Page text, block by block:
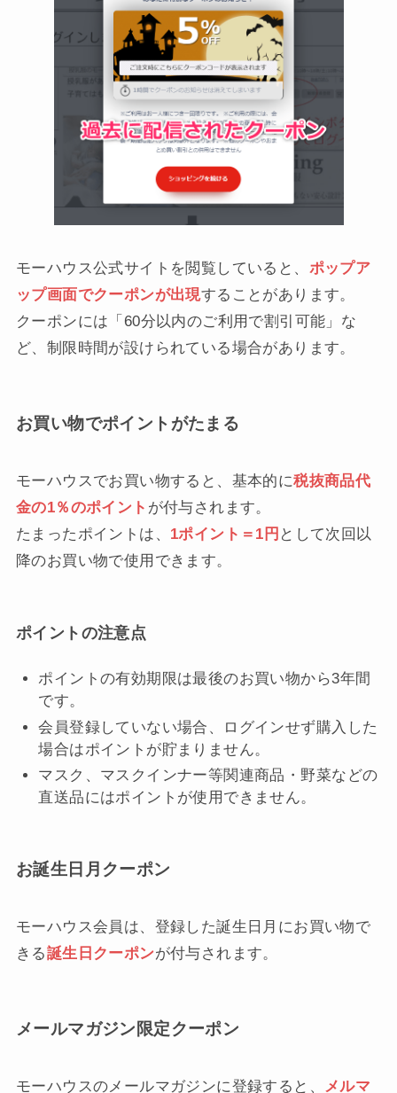
モーハウス公式サイトを閲覧していると、 ポップア
ップ画面でクーポンが出現することがあります。
クーポンには「60分以内のご利用で割引可能」な
ど、制限時間が設けられている場合があります。
お買い物でポイントがたまる
モーハウスでお買い物すると、基本的に税抜商品代
金の1％のポイント が付与されます。
たまったポイントは、 1ポイント＝1円 として次回以
降のお買い物で使用できます。
ポイントの注意点
ポイントの有効期限は最後のお買い物から3年間
です。
会員登録していない場合、ログインせず購入した
場合はポイントが貯まりません。
マスク、マスクインナー等関連商品・野菜などの
直送品にはポイントが使用できません。
お誕生日月クーポン
モーハウス会員は、登録した誕生日月にお買い物で
きる誕生日クーポンが付与されます。
メールマガジン限定クーポン
モーハウスのメールマガジンに登録すると、 メルマ